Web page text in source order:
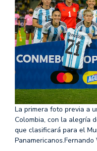
La primera foto previa a
Colombia, con la alegría
que clasificará para el
Panamericanos.Fernando